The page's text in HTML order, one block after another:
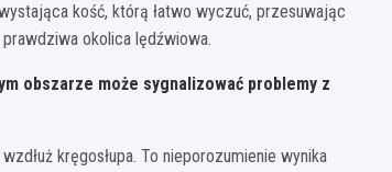
kość, którą łatwo wyczuć, przesuwając
okolica lędźwiowa.
obszarze może sygnalizować problemy z
kręgosłupa. To nieporozumienie wynika